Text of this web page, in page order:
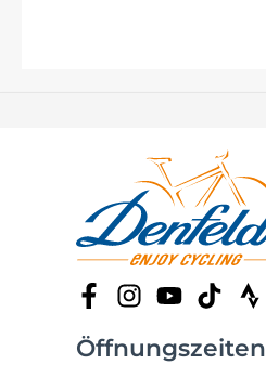
Öffnungszeiten